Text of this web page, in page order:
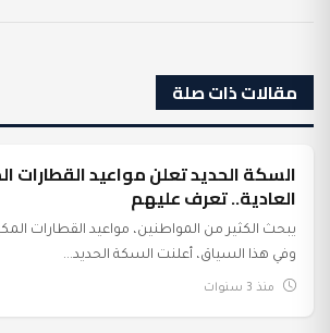
مقالات ذات صلة
عرب وعالم
السكة الحديد تعلن مواعيد القطارات
العادية.. تعرف عليهم
يبحث الكثير من المواطنين، مواعيد القطارات
وفي هذا السياق، أعلنت السكة الحديد...
منذ 3 سنوات